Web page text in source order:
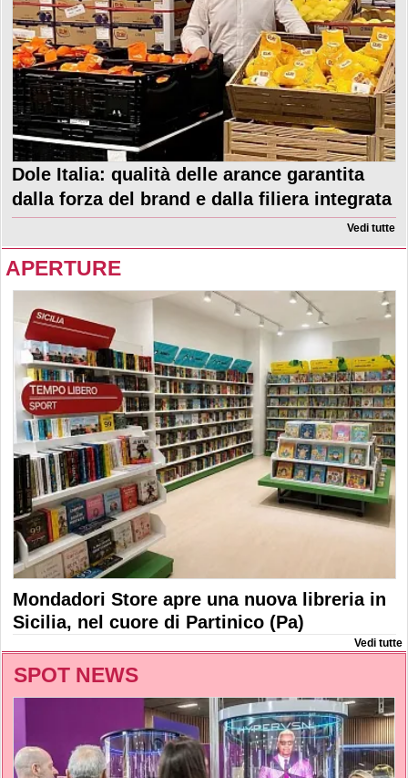
Dole Italia: qualità delle arance garantita
dalla forza del brand e dalla filiera integrata
Vedi tutte
APERTURE
Mondadori Store apre una nuova libreria in
Sicilia, nel cuore di Partinico (Pa)
Vedi tutte
SPOT NEWS